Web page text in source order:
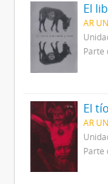
El
AR
Parte
El tío
AR
Parte